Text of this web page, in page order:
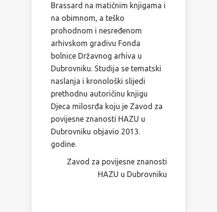
Brassard na matičnim knjigama i
na obimnom, a teško
prohodnom i nesređenom
arhivskom gradivu Fonda
bolnice Državnog arhiva u
Dubrovniku. Studija se tematski
naslanja i kronološki slijedi
prethodnu autoričinu knjigu
Djeca milosrđa koju je Zavod za
povijesne znanosti HAZU u
Dubrovniku objavio 2013.
godine.
Zavod za povijesne znanosti
HAZU u Dubrovniku